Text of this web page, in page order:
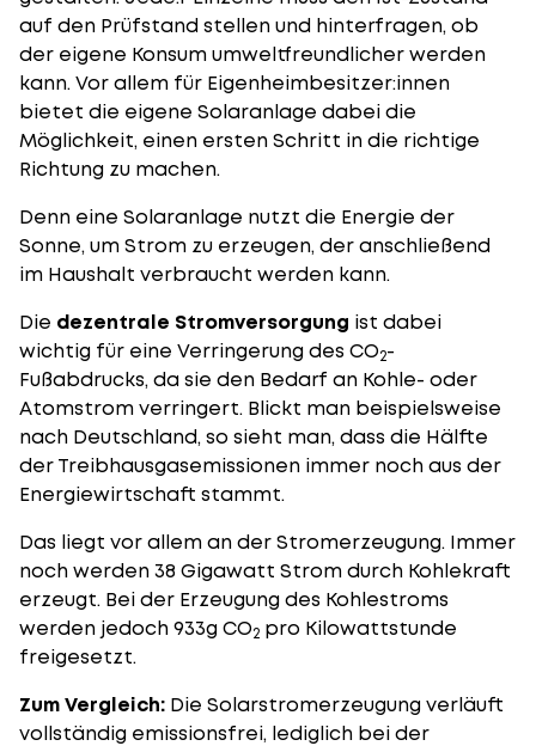
auf den Prüfstand stellen und hinterfragen, ob
der eigene Konsum umweltfreundlicherwerden
kann. Vor allem für Eigenheimbesitzer:innen
bietet die eigene Solaranlage dabei die
Möglichkeit, einen ersten Schritt in die richtige
Richtung zu machen.
Denn eine Solaranlage nutzt die Energie der
Sonne, um Strom zu erzeugen, der anschließend
im Haushalt verbraucht werden kann.
Die dezentrale Stromversorgung ist dabei
wichtig für eine Verringerung des CO2-
Fußabdrucks, da sie den Bedarf an Kohle- oder
Atomstrom verringert. Blickt man beispielsweise
nach Deutschland, so sieht man, dass die Hälfte
der Treibhausgasemissionen immer noch aus der
Energiewirtschaft stammt.
Das liegt vor allem an der Stromerzeugung. Immer
noch werden 38 Gigawatt Strom durch Kohlekraft
erzeugt. Bei der Erzeugung des Kohlestroms
werden jedoch 933g CO2 pro Kilowattstunde
freigesetzt.
Zum Vergleich: Die Solarstromerzeugung verläuft
vollständig emissionsfrei, lediglich bei der